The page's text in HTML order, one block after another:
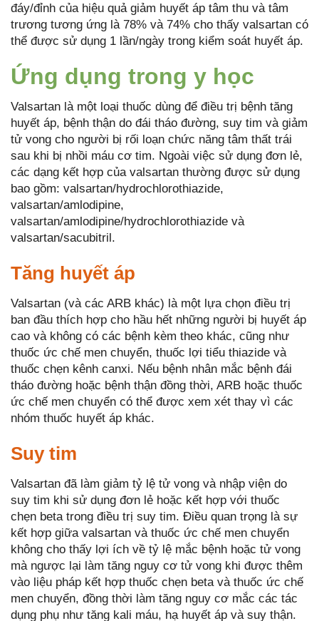
đáy/đỉnh của hiệu quả giảm huyết áp tâm thu và tâm
trương tương ứng là 78% và 74% cho thấy valsartan có
thể được sử dụng 1 lần/ngày trong kiểm soát huyết áp.
Ứng dụng trong y học
Valsartan là một loại thuốc dùng để điều trị bệnh tăng
huyết áp, bệnh thận do đái tháo đường, suy tim và giảm
tử vong cho người bị rối loạn chức năng tâm thất trái
sau khi bị nhồi máu cơ tim. Ngoài việc sử dụng đơn lẻ,
các dạng kết hợp của valsartan thường được sử dụng
bao gồm: valsartan/hydrochlorothiazide,
valsartan/amlodipine,
valsartan/amlodipine/hydrochlorothiazide và
valsartan/sacubitril.
Tăng huyết áp
Valsartan (và các ARB khác) là một lựa chọn điều trị
ban đầu thích hợp cho hầu hết những người bị huyết áp
cao và không có các bệnh kèm theo khác, cũng như
thuốc ức chế men chuyển, thuốc lợi tiểu thiazide và
thuốc chẹn kênh canxi. Nếu bệnh nhân mắc bệnh đái
tháo đường hoặc bệnh thận đồng thời, ARB hoặc thuốc
ức chế men chuyển có thể được xem xét thay vì các
nhóm thuốc huyết áp khác.
Suy tim
Valsartan đã làm giảm tỷ lệ tử vong và nhập viện do
suy tim khi sử dụng đơn lẻ hoặc kết hợp với thuốc
chẹn beta trong điều trị suy tim. Điều quan trọng là sự
kết hợp giữa valsartan và thuốc ức chế men chuyển
không cho thấy lợi ích về tỷ lệ mắc bệnh hoặc tử vong
mà ngược lại làm tăng nguy cơ tử vong khi được thêm
vào liệu pháp kết hợp thuốc chẹn beta và thuốc ức chế
men chuyển, đồng thời làm tăng nguy cơ mắc các tác
dụng phụ như tăng kali máu, hạ huyết áp và suy thận.